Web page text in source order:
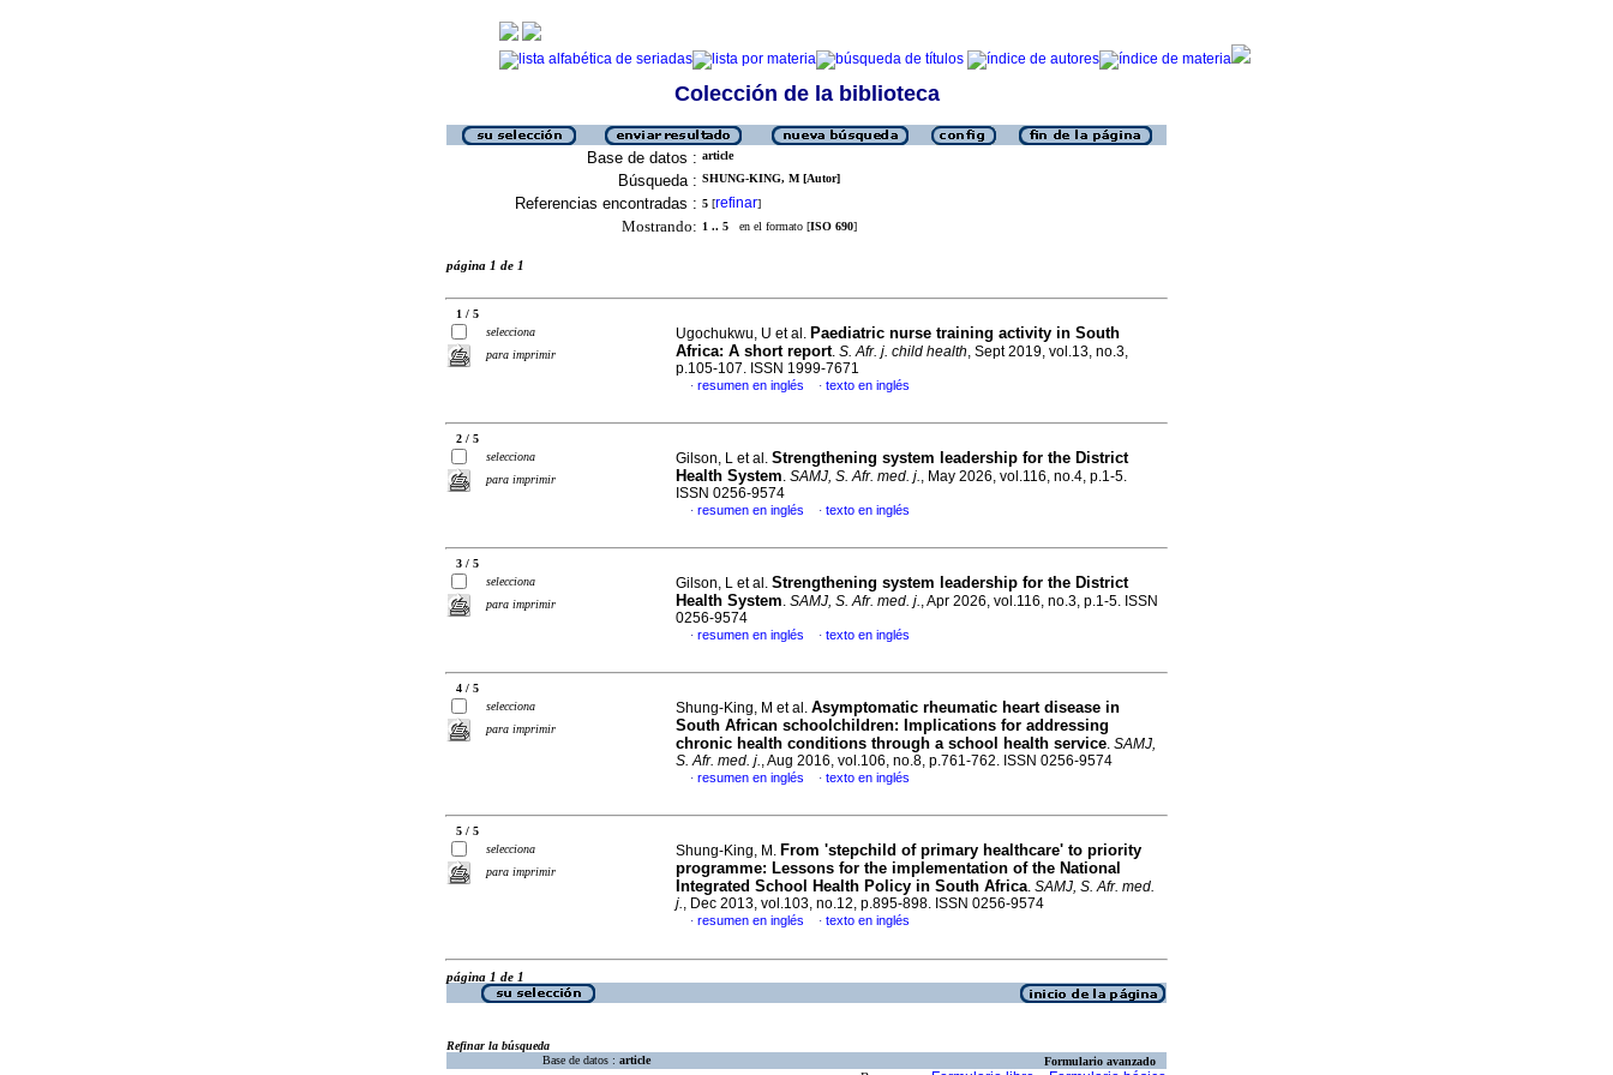
Colección de la biblioteca
Base de datos : article
Búsqueda : SHUNG-KING, M [Autor]
Referencias encontradas : 5 [refinar]
Mostrando: 1 .. 5 en el formato [ISO 690]
página 1 de 1
1 / 5
selecciona
para imprimir
Ugochukwu, U et al. Paediatric nurse training activity in South
Africa: A short report. S. Afr. j. child health, Sept 2019, vol.13, no.3,
p.105-107. ISSN 1999-7671
· resumen en inglés · texto en inglés
2 / 5
selecciona
para imprimir
Gilson, L et al. Strengthening system leadership for the District
Health System. SAMJ, S. Afr. med. j., May 2026, vol.116, no.4, p.1-5.
ISSN 0256-9574
· resumen en inglés · texto en inglés
3 / 5
selecciona
para imprimir
Gilson, L et al. Strengthening system leadership for the District
Health System. SAMJ, S. Afr. med. j., Apr 2026, vol.116, no.3, p.1-5. ISSN
0256-9574
· resumen en inglés · texto en inglés
4 / 5
selecciona
para imprimir
Shung-King, M et al. Asymptomatic rheumatic heart disease in
South African schoolchildren: Implications for addressing
chronic health conditions through a school health service. SAMJ,
S. Afr. med. j., Aug 2016, vol.106, no.8, p.761-762. ISSN 0256-9574
· resumen en inglés · texto en inglés
5 / 5
selecciona
para imprimir
Shung-King, M. From 'stepchild of primary healthcare' to priority
programme: Lessons for the implementation of the National
Integrated School Health Policy in South Africa. SAMJ, S. Afr. med.
j., Dec 2013, vol.103, no.12, p.895-898. ISSN 0256-9574
· resumen en inglés · texto en inglés
página 1 de 1
Refinar la búsqueda
Base de datos : article Formulario avanzado